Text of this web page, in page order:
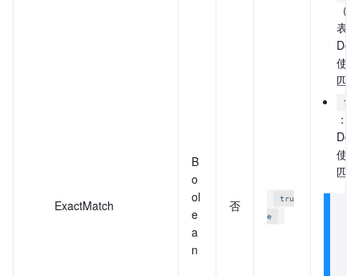
ExactMatch
B
o
ol
e
a
n
否
tru
e
（
表
使
匹
：
使
匹